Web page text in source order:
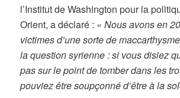
l’Institut de Washington pour la
Orient, a déclaré : « Nous avons en
victimes d’une sorte de
la question syrienne : si vous disiez
pas sur le point de tomber dans les
pouviez être soupçonné d’être à la